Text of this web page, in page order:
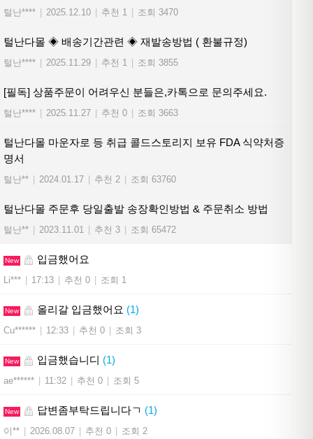
털난**** 2025.12.10 추천 1 조회 3470
털난다몰 ◈ 배송기간관련 ◈ 재발송방법 ( 환불규정)
털난**** 2025.11.29 추천 1 조회 3855
[필독] 상품주문이 어려우신 분들은,카톡으로 문의주세요.
털난**** 2025.11.27 추천 0 조회 3663
털난다몰 마운자로 등 취급 콜드스토리지 보유 FDA 식약처증
명서
털난** 2024.01.17 추천 2 조회 63760
털난다몰 주문후 당일출발 송장확인방법 & 주문취소 방법
털난** 2023.11.01 추천 3 조회 65472
New 입금했어요
Li*** 17:13 추천 0 조회 1
New 올리갈 입금했어요 (1)
Cu****** 12:33 추천 0 조회 3
New 입금했습니디 (1)
ae****** 11:32 추천 0 조회 5
New 답변좀부탁드립니다ㄱ (1)
이** 2026.08.07 추천 0 조회 2